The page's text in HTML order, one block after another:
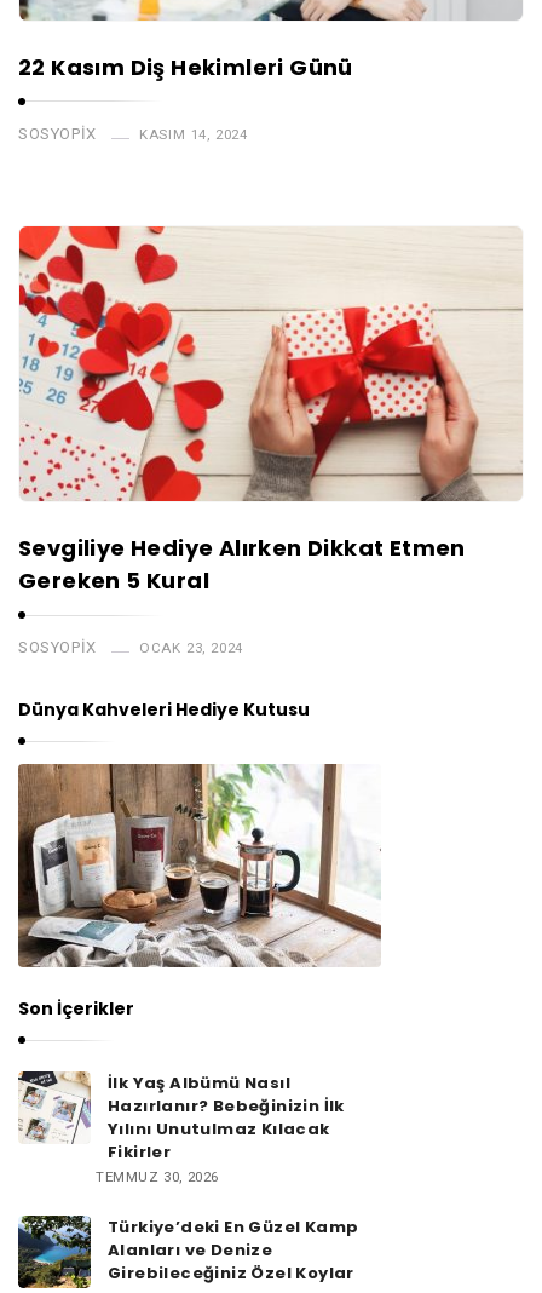
22 Kasım Diş Hekimleri Günü
SOSYOPIX KASIM 14, 2024
Sevgiliye Hediye Alırken Dikkat Etmen
Gereken 5 Kural
SOSYOPIX OCAK 23, 2024
Dünya Kahveleri Hediye Kutusu
Son İçerikler
İlk Yaş Albümü Nasıl
Hazırlanır? Bebeğinizin İlk
Yılını Unutulmaz Kılacak
Fikirler
TEMMUZ 30, 2026
Türkiye’deki En Güzel Kamp
Alanları ve Denize
Girebileceğiniz Özel Koylar